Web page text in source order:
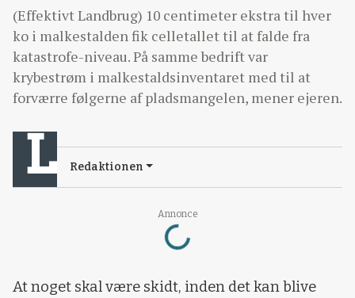
Annonce
Loading...
(Effektivt Landbrug) 10 centimeter ekstra til hver
ko i malkestalden fik celletallet til at falde fra
katastrofe-niveau. På samme bedrift var
krybestrøm i malkestaldsinventaret med til at
forværre følgerne af pladsmangelen, mener ejeren.
Redaktionen
At noget skal være skidt, inden det kan blive